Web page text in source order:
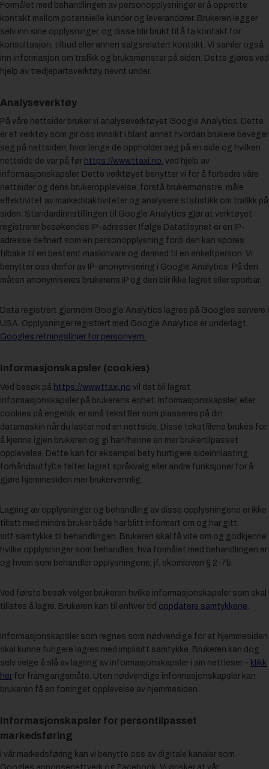
Formålet med behandlingen av personopplysninger er å opprette
kontakt mellom potensielle kunder og leverandører. Brukeren legger
selv inn sine opplysninger, og disse blir brukt til å ta kontakt for
konsultasjon, tilbud eller annen salgsrelatert kontakt. Vi samler også
inn informasjon om trafikk og bruksmønster på siden. Dette gjøres ved
hjelp av tredjepartsverktøy, nevnt under.
Analyseverktøy
På våre nettsider bruker vi analyseverktøyet Google Analytics. Dette
er et verktøy som gir oss innsikt i blant annet hvordan brukere beveger
seg på nettsiden, hvor lenge de oppholder seg på en side og hvilken
nettside de var på før https://www.ttaxi.no, ved hjelp av
informasjonskapsler. Dette verktøyet benytter vi for å forbedre våre
nettsider og dens brukeropplevelse, forstå brukermønstre, måle
effektivitet av markedsaktiviteter og analysere statistikk om trafikk på
siden. Standardinnstillingen til Google Analytics gjør at verktøyet
registrerer besøkendes IP-adresser. Ifølge Datatilsynet er en IP-
adresse definert som en personopplysning fordi den kan spores
tilbake til en bestemt maskinvare og dermed til en enkeltperson. Vi
benytter oss derfor av IP-anonymisering i Google Analytics. På den
måten anonymiseres brukerens IP og den blir ikke lagret eller sporbar.
Data registrert gjennom Google Analytics lagres på Googles servere i
USA. Opplysninger registrert med Google Analytics er underlagt
Googles retningslinjer for personvern.
Informasjonskapsler (cookies)
Ved besøk på https://www.ttaxi.no vil det bli lagret
informasjonskapsler på brukerens enhet. Informasjonskapsler, eller
cookies på engelsk, er små tekstfiler som plasseres på din
datamaskin når du laster ned en nettside. Disse tekstfilene brukes for
å kjenne igjen brukeren og gi han/henne en mer brukertilpasset
opplevelse. Dette kan for eksempel bety hurtigere sideinnlasting,
forhåndsutfylte felter, lagret språkvalg eller andre funksjoner for å
gjøre hjemmesiden mer brukervennlig.
Lagring av opplysninger og behandling av disse opplysningene er ikke
tillatt med mindre bruker både har blitt informert om og har gitt
sitt samtykke til behandlingen. Brukeren skal få vite om og godkjenne
hvilke opplysninger som behandles, hva formålet med behandlingen er
og hvem som behandler opplysningene, jf. ekomloven § 2-7b.
Ved første besøk velger brukeren hvilke informasjonskapsler som skal
tillates å lagre. Brukeren kan til enhver tid oppdatere samtykkene
Informasjonskapsler som regnes som nødvendige for at hjemmesiden
skal kunne fungere lagres med implisitt samtykke. Brukeren kan dog
selv velge å slå av lagring av informasjonskapsler i sin nettleser – klikk
her for framgangsmåte. Uten nødvendige informasjonskapsler kan
brukeren få en forringet opplevelse av hjemmesiden.
Informasjonskapsler for persontilpasset
markedsføring
I vår markedsføring kan vi benytte oss av digitale kanaler som